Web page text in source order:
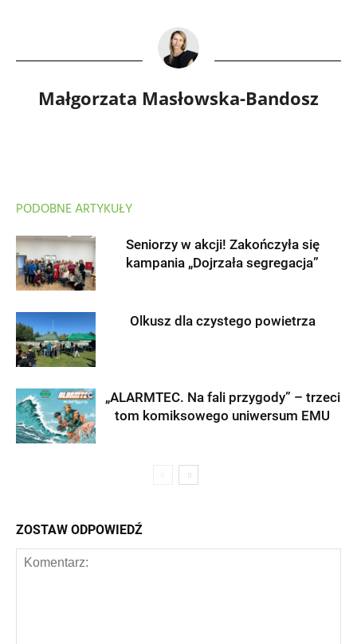
Małgorzata Masłowska-Bandosz
PODOBNE ARTYKUŁY
Seniorzy w akcji! Zakończyła się
kampania „Dojrzała segregacja”
Olkusz dla czystego powietrza
„ALARMTEC. Na fali przygody” – trzeci
tom komiksowego uniwersum EMU
ZOSTAW ODPOWIEDŹ